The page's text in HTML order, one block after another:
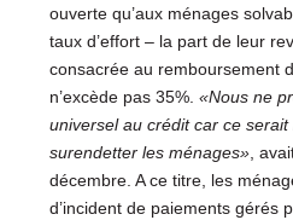
ouverte qu’aux ménages
taux d’effort – la part de leur
consacrée au remboursement
n’excède pas 35%. «Nous ne
universel au crédit car ce
surendetter les ménages»,
décembre. A ce titre, les
d’incident de paiements gérés